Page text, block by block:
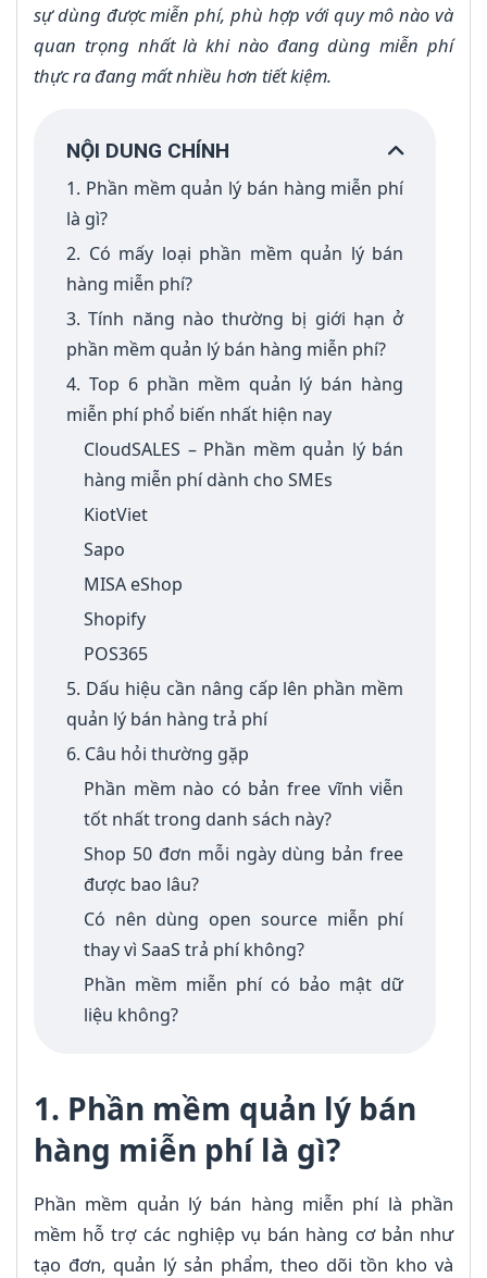
sự dùng được miễn phí, phù hợp với quy mô nào và
quan trọng nhất là khi nào đang dùng miễn phí
thực ra đang mất nhiều hơn tiết kiệm.
NỘI DUNG CHÍNH
1. Phần mềm quản lý bán hàng miễn phí
là gì?
2. Có mấy loại phần mềm quản lý bán
hàng miễn phí?
3. Tính năng nào thường bị giới hạn ở
phần mềm quản lý bán hàng miễn phí?
4. Top 6 phần mềm quản lý bán hàng
miễn phí phổ biến nhất hiện nay
CloudSALES – Phần mềm quản lý bán
hàng miễn phí dành cho SMEs
KiotViet
Sapo
MISA eShop
Shopify
POS365
5. Dấu hiệu cần nâng cấp lên phần mềm
quản lý bán hàng trả phí
6. Câu hỏi thường gặp
Phần mềm nào có bản free vĩnh viễn
tốt nhất trong danh sách này?
Shop 50 đơn mỗi ngày dùng bản free
được bao lâu?
Có nên dùng open source miễn phí
thay vì SaaS trả phí không?
Phần mềm miễn phí có bảo mật dữ
liệu không?
1. Phần mềm quản lý bán
hàng miễn phí là gì?
Phần mềm quản lý bán hàng miễn phí là phần
mềm hỗ trợ các nghiệp vụ bán hàng cơ bản như
tạo đơn, quản lý sản phẩm, theo dõi tồn kho và